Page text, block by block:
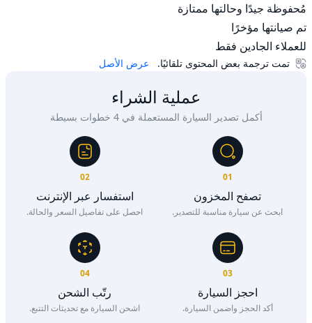
للعملاء الجادين فقط
عرض الأصل تمت ترجمة بعض المحتوى تلقائيًا.
عملية الشراء
أكمل تصدير السيارة المستعملة في 4 خطوات بسيطة
01
تصفح المخزون
ابحث عن سيارة مناسبة للتصدير.
02
استفسار عبر الإنترنت
احصل على تفاصيل السعر والحالة.
03
احجز السيارة
أكد الحجز واضمن السيارة.
04
رتّب الشحن
اشحن السيارة مع تحديثات التتبع.